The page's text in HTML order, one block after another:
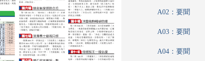
A02：要聞
A03：要聞
A04：要聞